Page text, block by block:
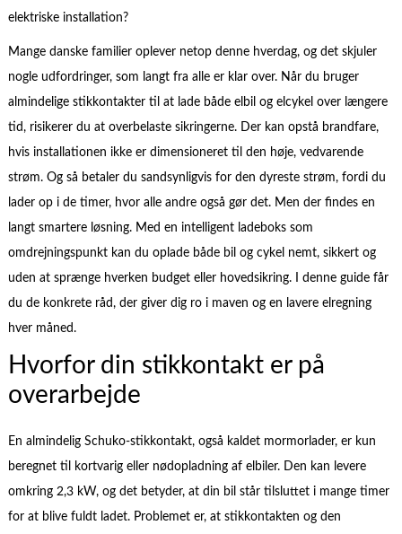
elektriske installation?
Mange danske familier oplever netop denne hverdag, og det skjuler
nogle udfordringer, som langt fra alle er klar over. Når du bruger
almindelige stikkontakter til at lade både elbil og elcykel over længere
tid, risikerer du at overbelaste sikringerne. Der kan opstå brandfare,
hvis installationen ikke er dimensioneret til den høje, vedvarende
strøm. Og så betaler du sandsynligvis for den dyreste strøm, fordi du
lader op i de timer, hvor alle andre også gør det. Men der findes en
langt smartere løsning. Med en intelligent ladeboks som
omdrejningspunkt kan du oplade både bil og cykel nemt, sikkert og
uden at sprænge hverken budget eller hovedsikring. I denne guide får
du de konkrete råd, der giver dig ro i maven og en lavere elregning
hver måned.
Hvorfor din stikkontakt er på
overarbejde
En almindelig Schuko-stikkontakt, også kaldet mormorlader, er kun
beregnet til kortvarig eller nødopladning af elbiler. Den kan levere
omkring 2,3 kW, og det betyder, at din bil står tilsluttet i mange timer
for at blive fuldt ladet. Problemet er, at stikkontakten og den